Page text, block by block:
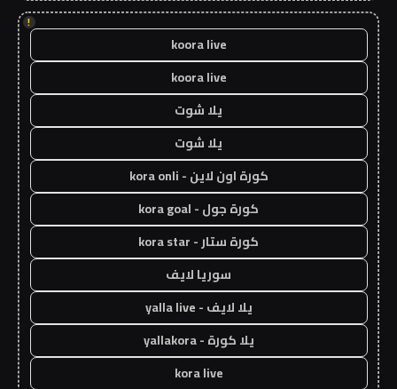
!
koora live
koora live
يلا شوت
يلا شوت
كورة اون لاين - kora onli
كورة جول - kora goal
كورة ستار - kora star
سوريا لايف
يلا لايف - yalla live
يلا كورة - yallakora
kora live